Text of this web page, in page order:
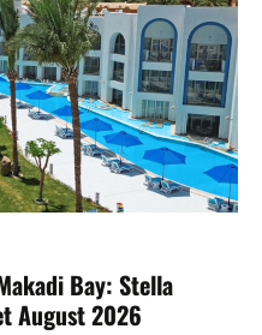
Bay: Stella
August 2026